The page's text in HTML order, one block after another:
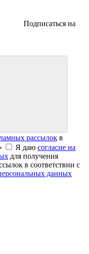
Подписаться на
рассылок в
Я даю согласие на
для получения
в соответствии с
данных